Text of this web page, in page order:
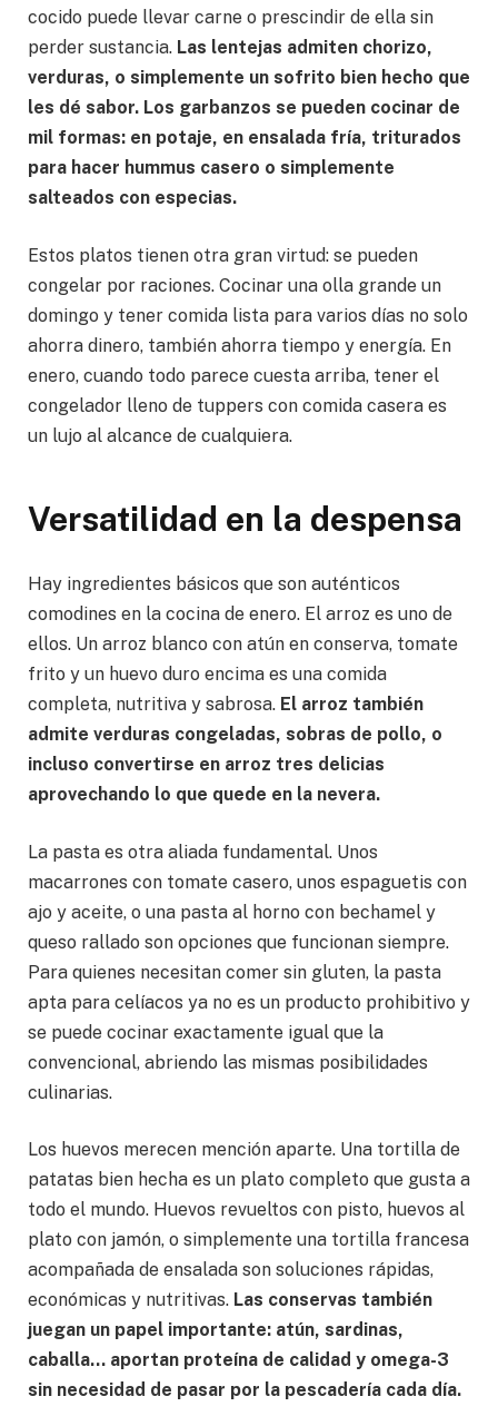
cocido puede llevar carne o prescindir de ella sin
perder sustancia. Las lentejas admiten chorizo,
verduras, o simplemente un sofrito bien hecho que
les dé sabor. Los garbanzos se pueden cocinar de
mil formas: en potaje, en ensalada fría, triturados
para hacer hummus casero o simplemente
salteados con especias.
Estos platos tienen otra gran virtud: se pueden
congelar por raciones. Cocinar una olla grande un
domingo y tener comida lista para varios días no solo
ahorra dinero, también ahorra tiempo y energía. En
enero, cuando todo parece cuesta arriba, tener el
congelador lleno de tuppers con comida casera es
un lujo al alcance de cualquiera.
Versatilidad en la despensa
Hay ingredientes básicos que son auténticos
comodines en la cocina de enero. El arroz es uno de
ellos. Un arroz blanco con atún en conserva, tomate
frito y un huevo duro encima es una comida
completa, nutritiva y sabrosa. El arroz también
admite verduras congeladas, sobras de pollo, o
incluso convertirse en arroz tres delicias
aprovechando lo que quede en la nevera.
La pasta es otra aliada fundamental. Unos
macarrones con tomate casero, unos espaguetis con
ajo y aceite, o una pasta al horno con bechamel y
queso rallado son opciones que funcionan siempre.
Para quienes necesitan comer sin gluten, la pasta
apta para celíacos ya no es un producto prohibitivo y
se puede cocinar exactamente igual que la
convencional, abriendo las mismas posibilidades
culinarias.
Los huevos merecen mención aparte. Una tortilla de
patatas bien hecha es un plato completo que gusta a
todo el mundo. Huevos revueltos con pisto, huevos al
plato con jamón, o simplemente una tortilla francesa
acompañada de ensalada son soluciones rápidas,
económicas y nutritivas. Las conservas también
juegan un papel importante: atún, sardinas,
caballa… aportan proteína de calidad y omega-3
sin necesidad de pasar por la pescadería cada día.